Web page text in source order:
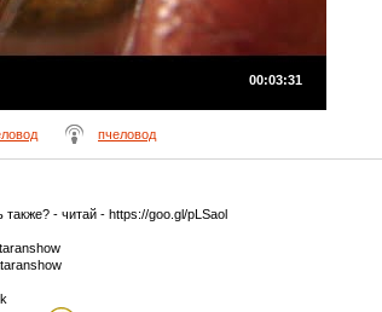
00:03:31
пчеловод
- читай - https://goo.gl/pLSaol